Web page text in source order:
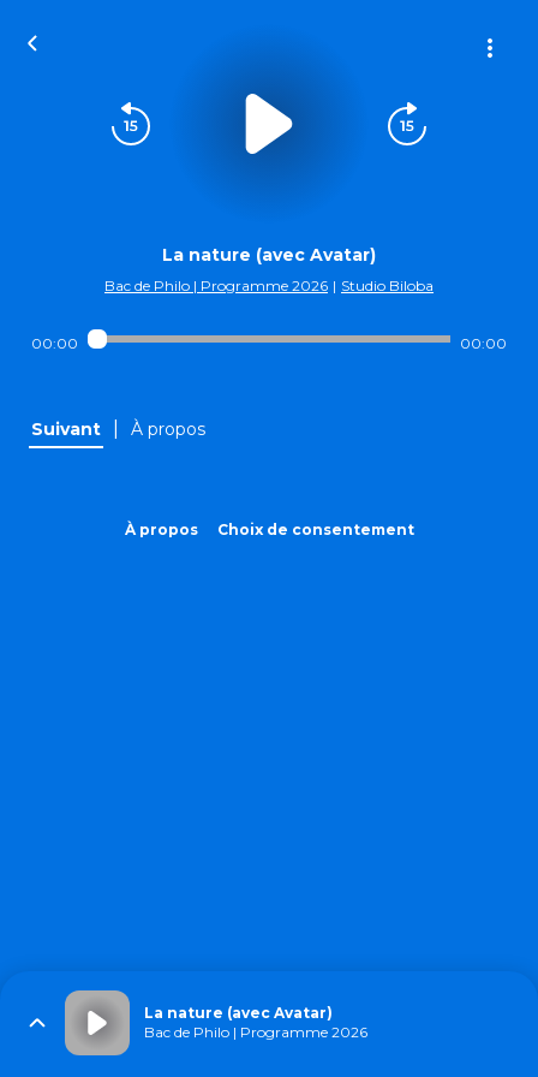
La nature (avec Avatar)
Bac de Philo | Programme 2026 | Studio Biloba
00:00 00:00
Suivant À propos
À propos Choix de consentement
La nature (avec Avatar)
Bac de Philo | Programme 2026